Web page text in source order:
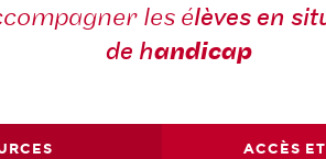
les élèves en
de handicap
ACCÈS